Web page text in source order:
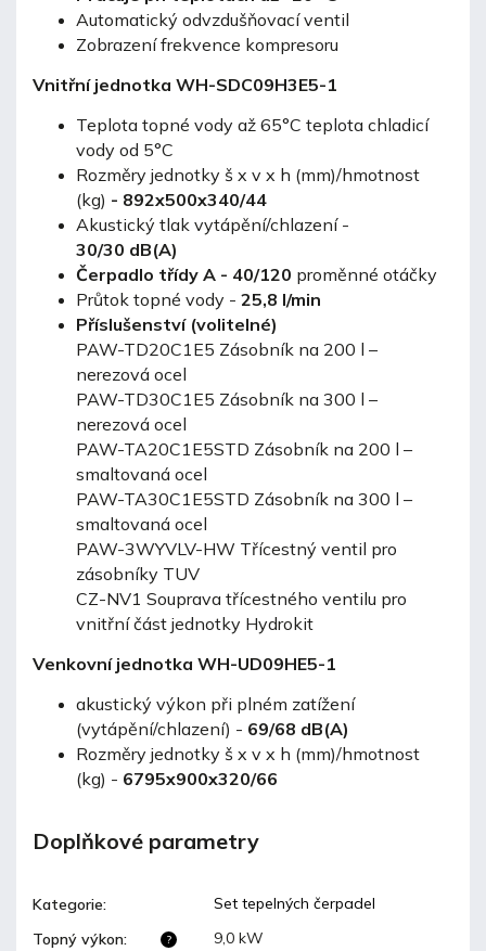
Automatický odvzdušňovací ventil
Zobrazení frekvence kompresoru
Vnitřní jednotka WH-SDC09H3E5-1
Teplota topné vody až 65°C teplota chladicí
vody od 5°C
Rozměry jednotky š x v x h (mm)/hmotnost
(kg) - 892x500x340/44
Akustický tlak vytápění/chlazení -
30/30 dB(A)
Čerpadlo třídy A - 40/120 proměnné otáčky
Průtok topné vody - 25,8 l/min
Příslušenství (volitelné)
PAW-TD20C1E5 Zásobník na 200 l –
nerezová ocel
PAW-TD30C1E5 Zásobník na 300 l –
nerezová ocel
PAW-TA20C1E5STD Zásobník na 200 l –
smaltovaná ocel
PAW-TA30C1E5STD Zásobník na 300 l –
smaltovaná ocel
PAW-3WYVLV-HW Třícestný ventil pro
zásobníky TUV
CZ-NV1 Souprava třícestného ventilu pro
vnitřní část jednotky Hydrokit
Venkovní jednotka WH-UD09HE5-1
akustický výkon při plném zatížení
(vytápění/chlazení) - 69/68 dB(A)
Rozměry jednotky š x v x h (mm)/hmotnost
(kg) - 6795x900x320/66
Doplňkové parametry
Kategorie: Set tepelných čerpadel
?
Topný výkon: 9,0 kW